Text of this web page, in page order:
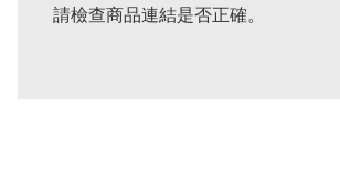
請檢查商品連結是否正確。